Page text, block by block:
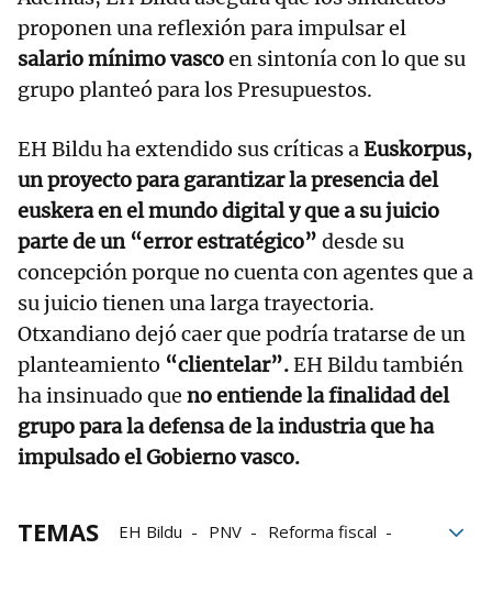
proponen una reflexión para impulsar el
salario mínimo vascoen sintonía con lo que su
grupo planteó para los Presupuestos.
EH Bildu ha extendido sus críticas aEuskorpus,
un proyecto para garantizar la presencia del
euskera en el mundo digital y que a su juicio
parte de un “error estratégico” desde su
concepción porque no cuenta con agentes que a
su juicio tienen una larga trayectoria.
Otxandiano dejó caer que podría tratarse de un
planteamiento “clientelar”.EH Bildu también
ha insinuado que no entiende la finalidad del
grupo para la defensa de la industria que ha
impulsado el Gobierno vasco.
TEMAS EH Bildu PNV
Reforma fiscal